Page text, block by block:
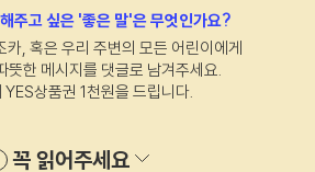
주고 싶은 '좋은 말'은 무엇인가요?
카, 혹은 우리 주변의 모든 어린이에게
뜻한 메시지를 댓글로 남겨주세요.
상품권 1천원을 드립니다.
꼭 읽어주세요